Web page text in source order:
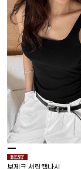
보제크 셔링캡나시